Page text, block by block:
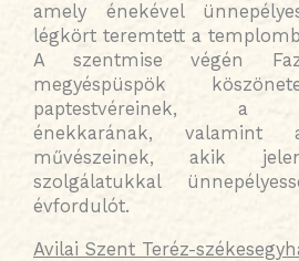
amely énekével
légkört teremtett a
A szentmise végén
megyéspüspök
paptestvéreinek, a
énekkarának, valamint
művészeinek, akik
szolgálatukkal
évfordulót.
Avilai Szent Teréz-